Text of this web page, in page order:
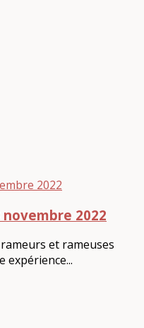
2022
et rameuses
expérience...